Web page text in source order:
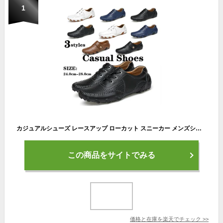
1
カジュアルシューズ レースアップ ローカット スニーカー メンズシューズ 軽量 通気性 デッキシューズ 紳士品 sneaker コンフォート ウォーキングシューズ シンプル 大人春 夏靴 黒色 白色
この商品をサイトでみる
価格と在庫を楽天でチェック >>